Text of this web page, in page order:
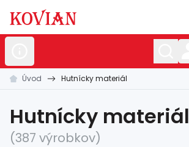
Nerezovépolotovary
polotovary
Kované polotovary
Úvod Hutnícky materiál
Hutnícky materiál
(387 výrobkov)